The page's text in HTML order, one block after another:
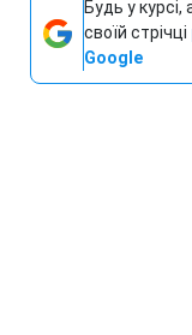
Будь у
своїй стрічці
Google